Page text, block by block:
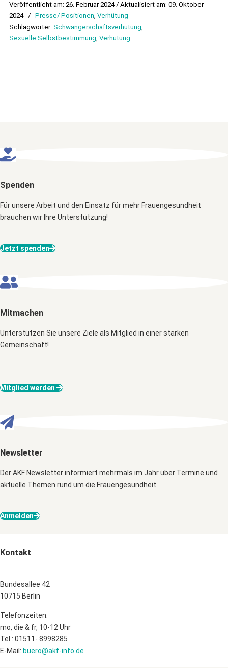
Veröffentlicht am: 26. Februar 2024 / Aktualisiert am: 09. Oktober
2024 / Presse/ Positionen, Verhütung
Schlagwörter: Schwangerschaftsverhütung,
Sexuelle Selbstbestimmung, Verhütung
Spenden
Für unsere Arbeit und den Einsatz für mehr Frauengesundheit
brauchen wir Ihre Unterstützung!
Jetzt spenden
Mitmachen
Unterstützen Sie unsere Ziele als Mitglied in einer starken
Gemeinschaft!
Mitglied werden
Newsletter
Der AKF Newsletter informiert mehrmals im Jahr über Termine und
aktuelle Themen rund um die Frauengesundheit.
Anmelden
Kontakt
Bundesallee 42
10715 Berlin
Telefonzeiten:
mo, die & fr, 10-12 Uhr
Tel.: 01511- 8998285
E-Mail: buero@akf-info.de